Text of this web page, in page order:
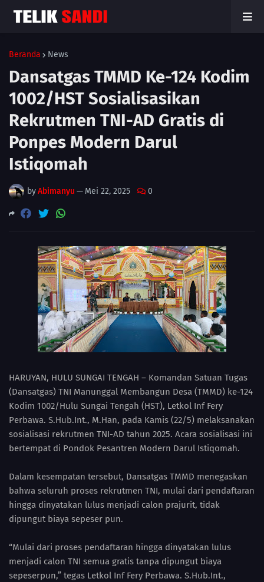
Beranda News
Dansatgas TMMD Ke-124 Kodim
1002/HST Sosialisasikan
Rekrutmen TNI-AD Gratis di
Ponpes Modern Darul
Istiqomah
byAbimanyu — Mei 22, 2025 0
HARUYAN, HULU SUNGAI TENGAH – Komandan Satuan Tugas
(Dansatgas) TNI Manunggal Membangun Desa (TMMD) ke-124
Kodim 1002/Hulu Sungai Tengah (HST), Letkol Inf Fery
Perbawa. S.Hub.Int., M.Han, pada Kamis (22/5) melaksanakan
sosialisasi rekrutmen TNI-AD tahun 2025. Acara sosialisasi ini
bertempat di Pondok Pesantren Modern Darul Istiqomah.
Dalam kesempatan tersebut, Dansatgas TMMD menegaskan
bahwa seluruh proses rekrutmen TNI, mulai dari pendaftaran
hingga dinyatakan lulus menjadi calon prajurit, tidak
dipungut biaya sepeser pun.
“Mulai dari proses pendaftaran hingga dinyatakan lulus
menjadi calon TNI semua gratis tanpa dipungut biaya
sepeserpun,” tegas Letkol Inf Fery Perbawa. S.Hub.Int.,